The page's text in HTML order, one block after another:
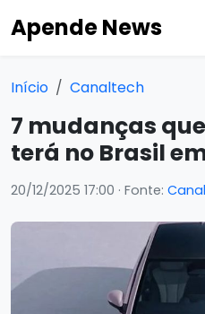
Apende News
Início Canaltech
7 mudanças
terá no Brasil
20/12/2025 17:00 · Fonte: